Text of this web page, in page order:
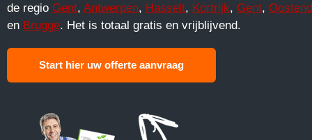
de regio Gent, Antwerpen, Hasselt, Kortrijk, Gent,
en Brugge. Het is totaal gratis en vrijblijvend.
Start hier uw offerte aanvraag